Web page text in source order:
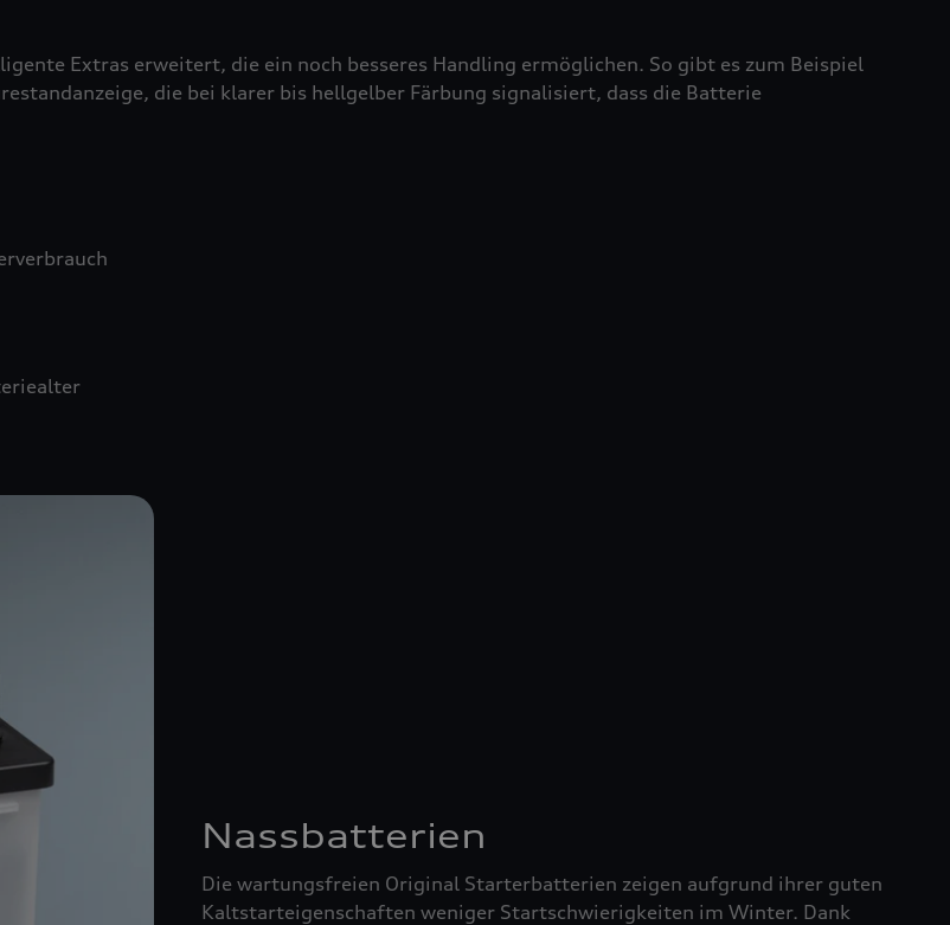
Extras erweitert, die ein noch besseres Handling ermöglichen. So gibt es zum Beispiel
die bei klarer bis hellgelber Färbung signalisiert, dass die Batterie
Nassbatterien
Die wartungsfreien Original Starterbatterien zeigen aufgrund ihrer guten
Kaltstarteigenschaften weniger Startschwierigkeiten im Winter. Dank